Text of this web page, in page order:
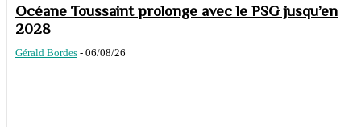
Océane Toussaint prolonge avec le PSG jusqu’en
2028
Gérald Bordes - 06/08/26